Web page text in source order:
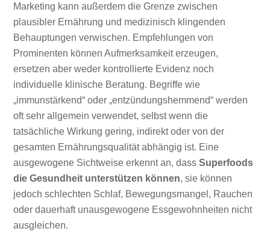
Marketing kann außerdem die Grenze zwischen
plausibler Ernährung und medizinisch klingenden
Behauptungen verwischen. Empfehlungen von
Prominenten können Aufmerksamkeit erzeugen,
ersetzen aber weder kontrollierte Evidenz noch
individuelle klinische Beratung. Begriffe wie
„immunstärkend“ oder „entzündungshemmend“ werden
oft sehr allgemein verwendet, selbst wenn die
tatsächliche Wirkung gering, indirekt oder von der
gesamten Ernährungsqualität abhängig ist. Eine
ausgewogene Sichtweise erkennt an, dassSuperfoods
die Gesundheit unterstützen können, sie können
jedoch schlechten Schlaf, Bewegungsmangel, Rauchen
oder dauerhaft unausgewogene Essgewohnheiten nicht
ausgleichen.